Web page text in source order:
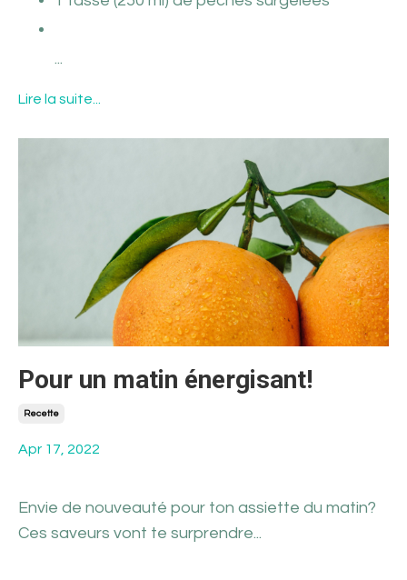
...
Lire la suite...
Pour un matin énergisant!
Recette
Apr 17, 2022
Envie de nouveauté pour ton assiette du matin?
Ces saveurs vont te surprendre...